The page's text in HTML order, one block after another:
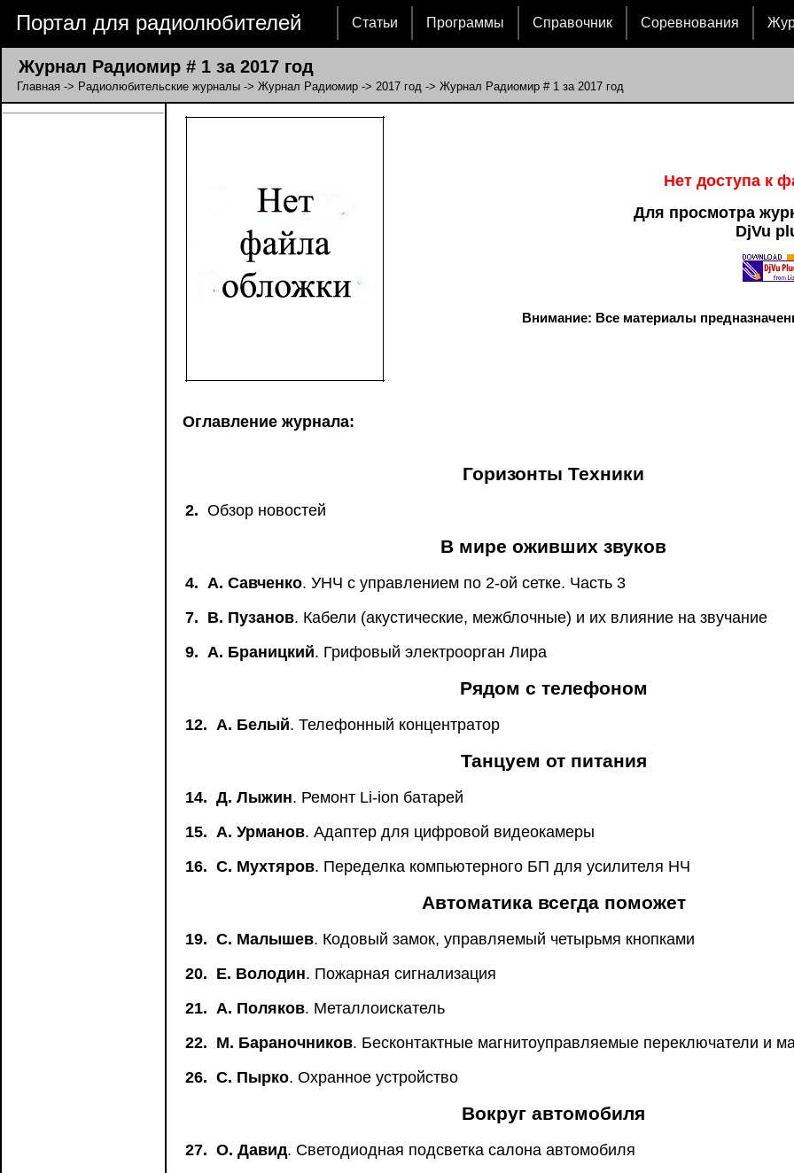
Портал для радиолюбителей Статьи Программы Справочник Соревнования
Журнал Радиомир # 1 за 2017 год
Главная -> Радиолюбительские журналы -> Журнал Радиомир -> 2017 год -> Журнал Радиомир # 1 за 2017 год
Нет доступа к
Для просмотра
DjVu
Внимание: Все материалы
Оглавление журнала:
Горизонты Техники
2. Обзор новостей
В мире оживших звуков
4. А. Савченко. УНЧ с управлением по 2-ой сетке. Часть 3
7. В. Пузанов. Кабели (акустические, межблочные) и их влияние на звучание
9. А. Браницкий. Грифовый электроорган Лира
Рядом с телефоном
12. А. Белый. Телефонный концентратор
Танцуем от питания
14. Д. Лыжин. Ремонт Li-ion батарей
15. А. Урманов. Адаптер для цифровой видеокамеры
16. С. Мухтяров. Переделка компьютерного БП для усилителя НЧ
Автоматика всегда поможет
19. С. Малышев. Кодовый замок, управляемый четырьмя кнопками
20. Е. Володин. Пожарная сигнализация
21. А. Поляков. Металлоискатель
22. М. Бараночников. Бесконтактные магнитоуправляемые переключатели и
26. С. Пырко. Охранное устройство
Вокруг автомобиля
27. О. Давид. Светодиодная подсветка салона автомобиля